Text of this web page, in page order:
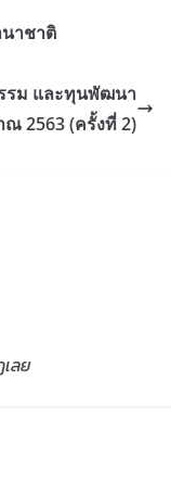
าชาติ
รม และทุนพัฒนา
2563 (ครั้งที่ 2)
ลย